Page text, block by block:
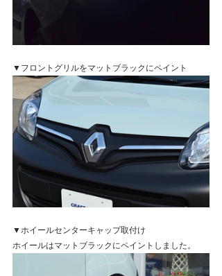
▼フロントグリルをマットブラックにペイント
▼ホイールセンターキャップ取付け
ホイールはマットブラックにペイントしました。